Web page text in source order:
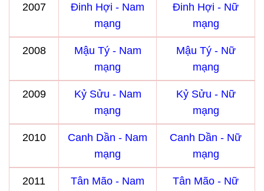
2007
Đinh Hợi - Nam
mạng
Đinh Hợi - Nữ
mạng
2008
Mậu Tý - Nam
mạng
Mậu Tý - Nữ
mạng
2009
Kỷ Sửu - Nam
mạng
Kỷ Sửu - Nữ
mạng
2010
Canh Dần - Nam
mạng
Canh Dần - Nữ
mạng
2011
Tân Mão - Nam
Tân Mão - Nữ